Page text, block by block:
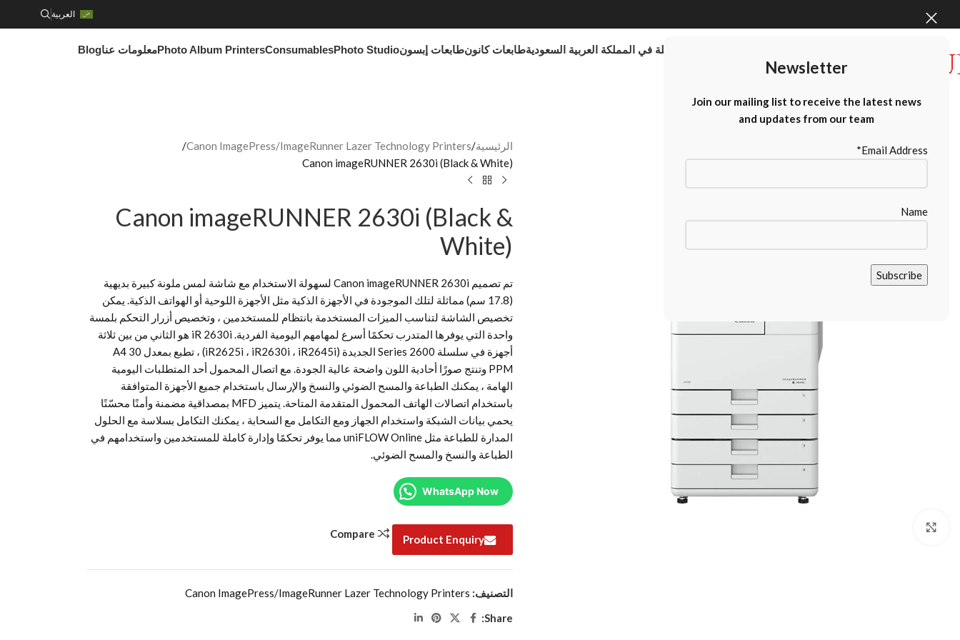
Newsletter
Join our mailing list to receive the latest news
and updates from our team
Email Address*
Name
العربية
موردو الطابعات كبيرة الحجم بالجملة في المملكة العربية السعوديةطابعات كانونطابعات إبسونPhoto Studio
Consumables
Photo Album Printersمعلومات عناBlog
الرئيسية Canon ImagePress/ImageRunner Lazer Technology Printers
Canon imageRUNNER 2630i (Black & White)
Canon imageRUNNER 2630i (Black &
White)
تم تصميم Canon imageRUNNER 2630i لسهولة الاستخدام مع شاشة لمس ملونة كبيرة بديهية
(17.8 سم) مماثلة لتلك الموجودة في الأجهزة الذكية مثل الأجهزة اللوحية أو الهواتف الذكية. يمكن
تخصيص الشاشة لتناسب الميزات المستخدمة بانتظام للمستخدمين ، وتخصيص أزرار التحكم بلمسة
واحدة التي يوفرها المتدرب تحكمًا أسرع لمهامهم اليومية الفردية. iR 2630i هو الثاني من بين ثلاثة
أجهزة في سلسلة 2600 Series الجديدة (iR2625i ، iR2630i ، iR2645i) ، تطبع بمعدل 30 A4
PPM وتنتج صورًا أحادية اللون واضحة عالية الجودة. مع اتصال المحمول أحد المتطلبات اليومية
الهامة ، يمكنك الطباعة والمسح الضوئي والنسخ والإرسال باستخدام جميع الأجهزة المتوافقة
باستخدام اتصالات الهاتف المحمول المتقدمة المتاحة. يتميز MFD بمصداقية مضمنة وأمنًا محسّنًا
يحمي بيانات الشبكة واستخدام الجهاز ومع التكامل مع السحابة ، يمكنك التكامل بسلاسة مع الحلول
المدارة للطباعة مثل uniFLOW Online مما يوفر تحكمًا وإدارة كاملة للمستخدمين واستخدامهم في
الطباعة والنسخ والمسح الضوئي.
WhatsApp Now
Product Enquiry
Compare
التصنيف: Canon ImagePress/ImageRunner Lazer Technology Printers
Share: